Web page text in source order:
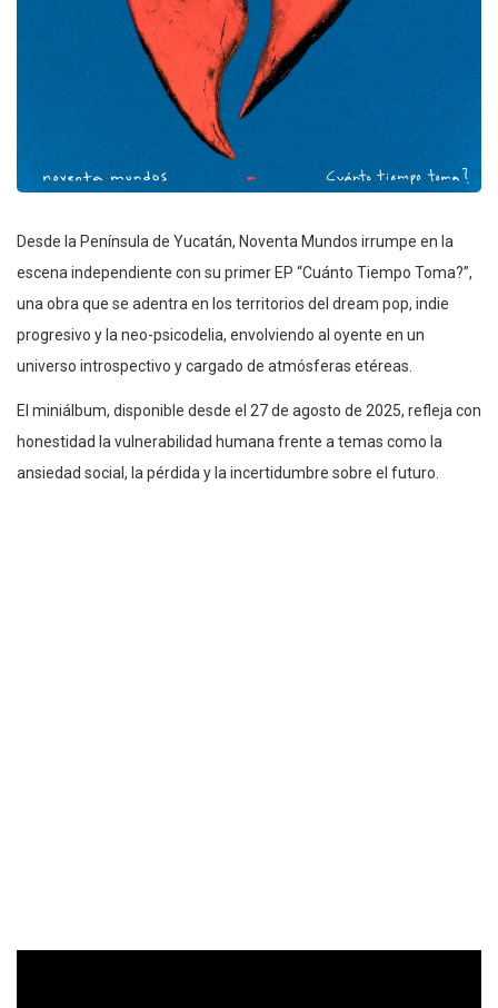
Desde la Península de Yucatán, Noventa Mundos irrumpe en la
escena independiente con su primer EP “Cuánto Tiempo Toma?”,
una obra que se adentra en los territorios del dream pop, indie
progresivo y la neo-psicodelia, envolviendo al oyente en un
universo introspectivo y cargado de atmósferas etéreas.
El miniálbum, disponible desde el 27 de agosto de 2025, refleja con
honestidad la vulnerabilidad humana frente a temas como la
ansiedad social, la pérdida y la incertidumbre sobre el futuro.